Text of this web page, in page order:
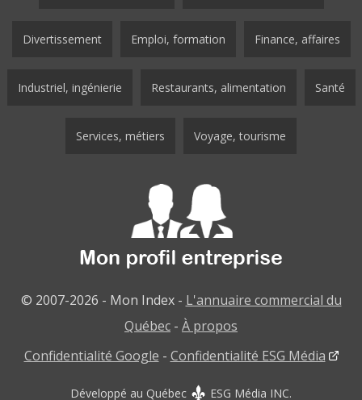
Divertissement Emploi, formation Finance, affaires
Industriel, ingénierie Restaurants, alimentation Santé
Services, métiers Voyage, tourisme
© 2007-2026 - Mon Index - L'annuaire commercial du
Québec - À propos
Confidentialité Google - Confidentialité ESG Média
Développé au Québec ESG Média INC.